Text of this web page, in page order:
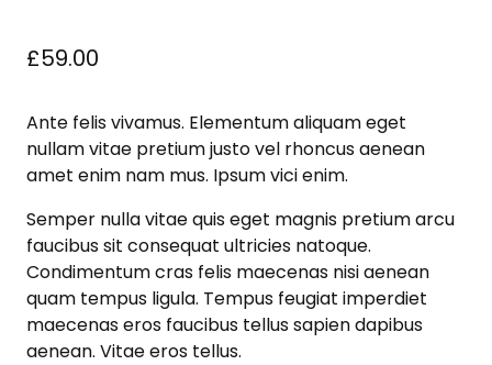
£59.00
Ante felis vivamus. Elementum aliquam eget
nullam vitae pretium justo vel rhoncus aenean
amet enim nam mus. Ipsum vici enim.
Semper nulla vitae quis eget magnis pretium arcu
faucibus sit consequat ultricies natoque.
Condimentum cras felis maecenas nisi aenean
quam tempus ligula. Tempus feugiat imperdiet
maecenas eros faucibus tellus sapien dapibus
aenean. Vitae eros tellus.